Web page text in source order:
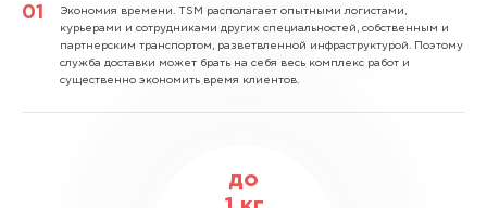
Экономия времени. TSM располагает опытными логистами,
курьерами и сотрудниками других специальностей, собственным и
партнерским транспортом, разветвленной инфраструктурой. Поэтому
служба доставки может брать на себя весь комплекс работ и
существенно экономить время клиентов.
до